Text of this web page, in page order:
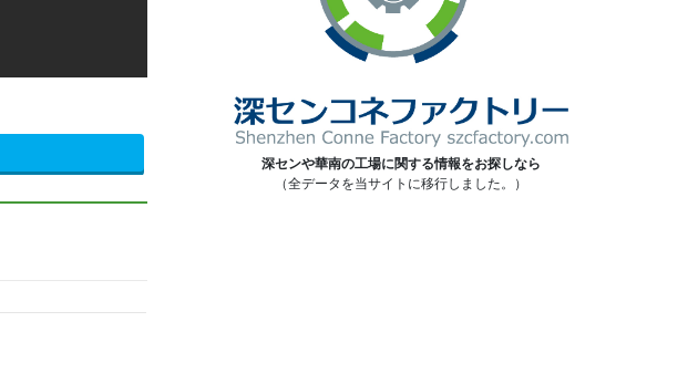
深センや華南の工場に関する情報をお探しなら
（全データを当サイトに移行しました。）